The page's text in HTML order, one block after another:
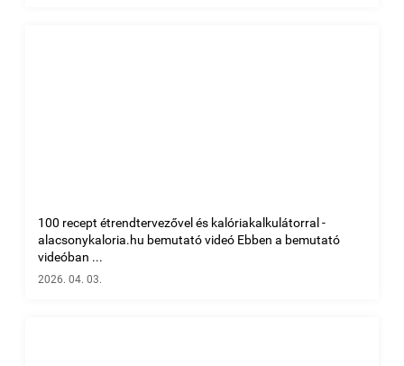
100 recept étrendtervezővel és kalóriakalkulátorral -
alacsonykaloria.hu bemutató videó Ebben a bemutató
videóban ...
2026. 04. 03.